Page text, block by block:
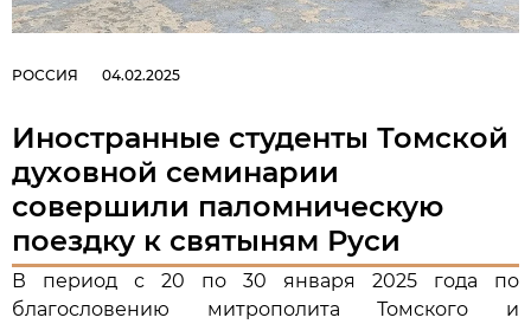
РОССИЯ 04.02.2025
Иностранные студенты Томской
духовной семинарии
совершили паломническую
поездку к святыням Руси
В период с 20 по 30 января 2025 года по
благословению митрополита Томского и